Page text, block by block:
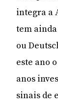
integra a
tem
ou
este ano
anos
sinais de